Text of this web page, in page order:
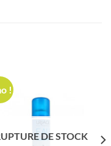
!
DE STOCK